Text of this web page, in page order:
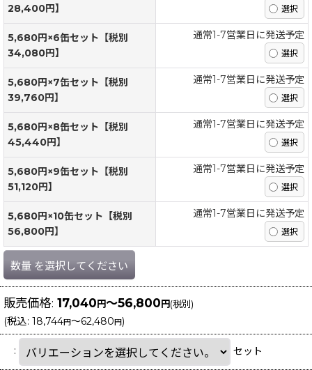
28,400円】
5,680円×6缶セット【税別
34,080円】
通常1-7営業日に発送予定
5,680円×7缶セット【税別
39,760円】
通常1-7営業日に発送予定
5,680円×8缶セット【税別
45,440円】
通常1-7営業日に発送予定
5,680円×9缶セット【税別
51,120円】
通常1-7営業日に発送予定
5,680円×10缶セット【税別
56,800円】
通常1-7営業日に発送予定
数量 を選択してください
販売価格: 17,040円～56,800円(税別)
(税込: 18,744円～62,480円)
: セット